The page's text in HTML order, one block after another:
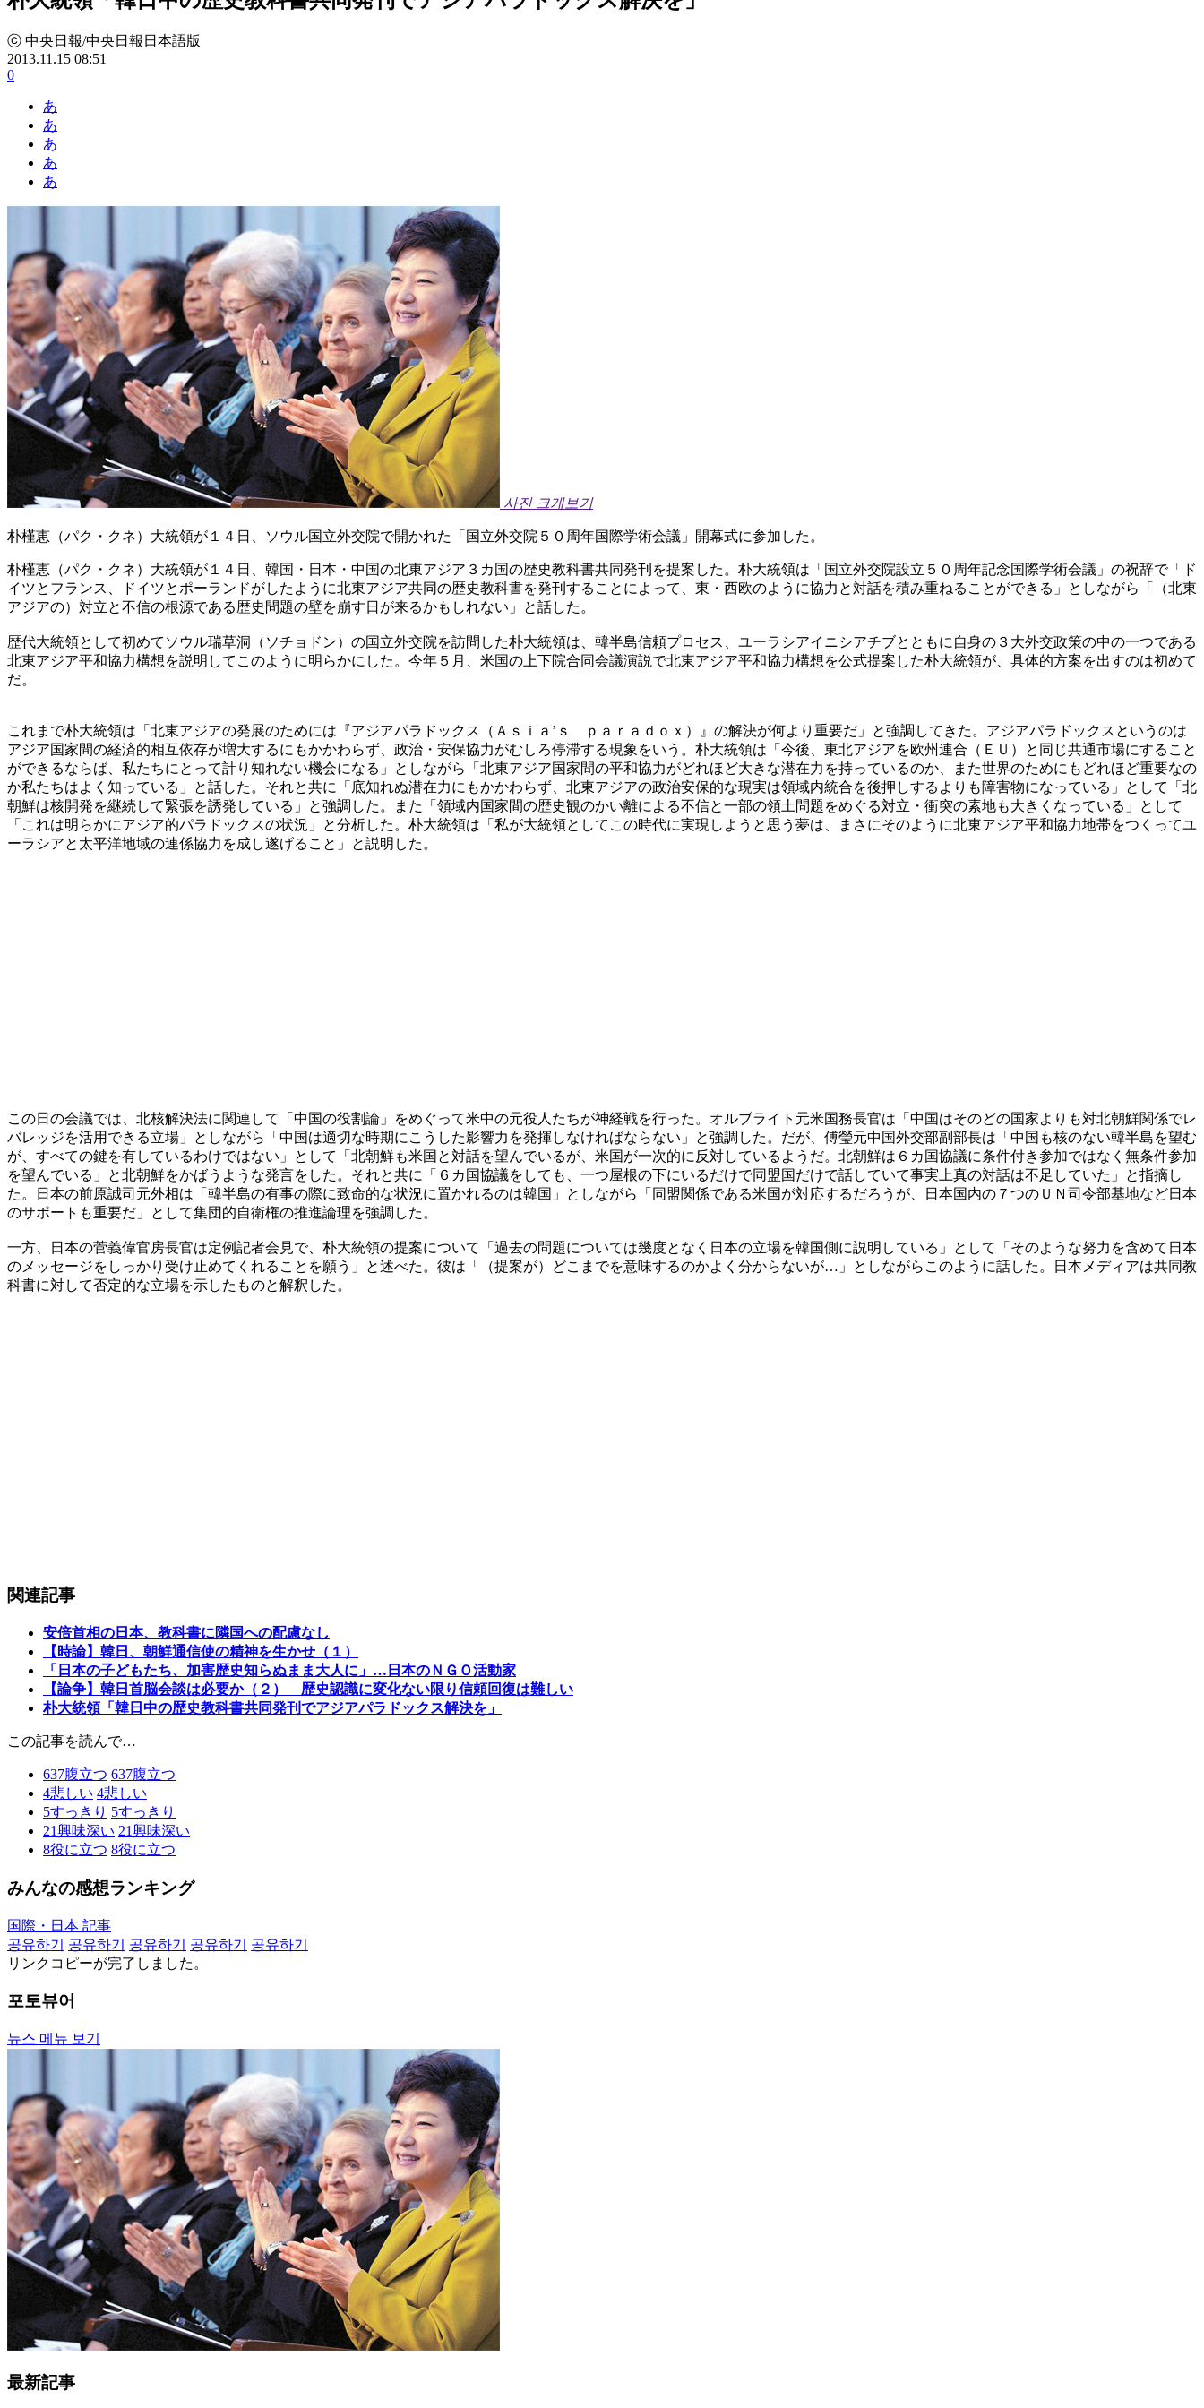
ⓒ 中央日報/中央日報日本語版
2013.11.15 08:51
0
あ
あ
あ
あ
あ
사진 크게보기
朴槿恵（パク・クネ）大統領が１４日、ソウル国立外交院で開かれた「国立外交院５０周年国際学術会議」開幕式に参加した。
朴槿恵（パク・クネ）大統領が１４日、韓国・日本・中国の北東アジア３カ国の歴史教科書共同発刊を提案した。朴大統領は「国立外交院設立５０周年記念国際学術会議」の祝辞で「ド
イツとフランス、ドイツとポーランドがしたように北東アジア共同の歴史教科書を発刊することによって、東・西欧のように協力と対話を積み重ねることができる」としながら「（北東
アジアの）対立と不信の根源である歴史問題の壁を崩す日が来るかもしれない」と話した。
歴代大統領として初めてソウル瑞草洞（ソチョドン）の国立外交院を訪問した朴大統領は、韓半島信頼プロセス、ユーラシアイニシアチブとともに自身の３大外交政策の中の一つである
北東アジア平和協力構想を説明してこのように明らかにした。今年５月、米国の上下院合同会議演説で北東アジア平和協力構想を公式提案した朴大統領が、具体的方案を出すのは初めて
だ。
これまで朴大統領は「北東アジアの発展のためには『アジアパラドックス（Ａｓｉａ’ｓ ｐａｒａｄｏｘ）』の解決が何より重要だ」と強調してきた。アジアパラドックスというのは
アジア国家間の経済的相互依存が増大するにもかかわらず、政治・安保協力がむしろ停滞する現象をいう。朴大統領は「今後、東北アジアを欧州連合（ＥＵ）と同じ共通市場にすること
ができるならば、私たちにとって計り知れない機会になる」としながら「北東アジア国家間の平和協力がどれほど大きな潜在力を持っているのか、また世界のためにもどれほど重要なの
か私たちはよく知っている」と話した。それと共に「底知れぬ潜在力にもかかわらず、北東アジアの政治安保的な現実は領域内統合を後押しするよりも障害物になっている」として「北
朝鮮は核開発を継続して緊張を誘発している」と強調した。また「領域内国家間の歴史観のかい離による不信と一部の領土問題をめぐる対立・衝突の素地も大きくなっている」として
「これは明らかにアジア的パラドックスの状況」と分析した。朴大統領は「私が大統領としてこの時代に実現しようと思う夢は、まさにそのように北東アジア平和協力地帯をつくってユ
ーラシアと太平洋地域の連係協力を成し遂げること」と説明した。
この日の会議では、北核解決法に関連して「中国の役割論」をめぐって米中の元役人たちが神経戦を行った。オルブライト元米国務長官は「中国はそのどの国家よりも対北朝鮮関係でレ
バレッジを活用できる立場」としながら「中国は適切な時期にこうした影響力を発揮しなければならない」と強調した。だが、傅瑩元中国外交部副部長は「中国も核のない韓半島を望む
が、すべての鍵を有しているわけではない」として「北朝鮮も米国と対話を望んでいるが、米国が一次的に反対しているようだ。北朝鮮は６カ国協議に条件付き参加ではなく無条件参加
を望んでいる」と北朝鮮をかばうような発言をした。それと共に「６カ国協議をしても、一つ屋根の下にいるだけで同盟国だけで話していて事実上真の対話は不足していた」と指摘し
た。日本の前原誠司元外相は「韓半島の有事の際に致命的な状況に置かれるのは韓国」としながら「同盟関係である米国が対応するだろうが、日本国内の７つのＵＮ司令部基地など日本
のサポートも重要だ」として集団的自衛権の推進論理を強調した。
一方、日本の菅義偉官房長官は定例記者会見で、朴大統領の提案について「過去の問題については幾度となく日本の立場を韓国側に説明している」として「そのような努力を含めて日本
のメッセージをしっかり受け止めてくれることを願う」と述べた。彼は「（提案が）どこまでを意味するのかよく分からないが…」としながらこのように話した。日本メディアは共同教
科書に対して否定的な立場を示したものと解釈した。
関連記事
安倍首相の日本、教科書に隣国への配慮なし
【時論】韓日、朝鮮通信使の精神を生かせ（１）
「日本の子どもたち、加害歴史知らぬまま大人に」…日本のＮＧＯ活動家
【論争】韓日首脳会談は必要か（２） 歴史認識に変化ない限り信頼回復は難しい
朴大統領「韓日中の歴史教科書共同発刊でアジアパラドックス解決を」
この記事を読んで…
637腹立つ 637腹立つ
4悲しい 4悲しい
5すっきり 5すっきり
21興味深い 21興味深い
8役に立つ 8役に立つ
みんなの感想ランキング
国際・日本 記事
공유하기
공유하기 공유하기 공유하기
공유하기
リンクコピーが完了しました。
포토뷰어
뉴스 메뉴 보기
最新記事